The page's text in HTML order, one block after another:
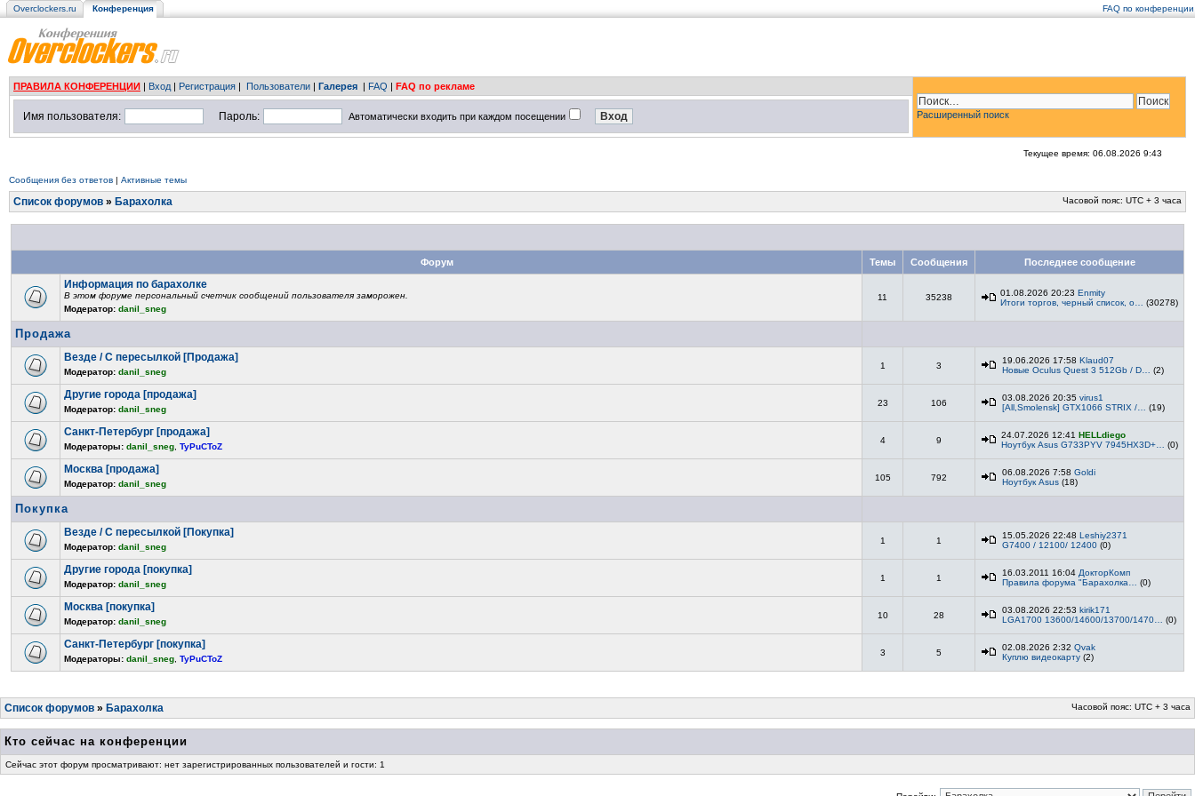
Overclockers.ru Конференция FAQ по конференции
ПРАВИЛА КОНФЕРЕНЦИИ | Вход | Регистрация | Пользователи | Галерея | FAQ | FAQ по рекламе
Расширенный поиск
Имя пользователя: Пароль: Автоматически входить при каждом посещении
Текущее время: 06.08.2026 9:43
Сообщения без ответов | Активные темы
Список форумов » Барахолка Часовой пояс: UTC + 3 часа
Форум Темы Сообщения Последнее сообщение
Информация по барахолке
В этом форуме персональный счетчик сообщений пользователя заморожен.
Модератор: danil_sneg
11 35238 01.08.2026 20:23 Enmity
Итоги торгов, черный список, о…
(30278)
Продажа
Везде / С пересылкой [Продажа]
Модератор: danil_sneg
1 3
19.06.2026 17:58 Klaud07
Новые Oculus Quest 3 512Gb / D…
(2)
Другие города [продажа]
Модератор: danil_sneg
23 106
03.08.2026 20:35 virus1
[All,Smolensk] GTX1066 STRIX /…
(19)
Санкт-Петербург [продажа]
Модераторы: danil_sneg TyPuCToZ
4 9
24.07.2026 12:41 HELLdiego
Ноутбук Asus G733PYV 7945HX3D+…
(0)
Москва [продажа]
Модератор: danil_sneg
105 792
06.08.2026 7:58 Goldi
Ноутбук Asus (18)
Покупка
Везде / С пересылкой [Покупка]
Модератор: danil_sneg
1 1
15.05.2026 22:48 Leshiy2371
G7400 / 12100/ 12400 (0)
Другие города [покупка]
Модератор: danil_sneg
1 1
16.03.2011 16:04 ДокторКомп
Правила форума "Барахолка…
(0)
Москва [покупка]
Модератор: danil_sneg
10 28
03.08.2026 22:53 kirik171
LGA1700 13600/14600/13700/1470…
(0)
Санкт-Петербург [покупка]
Модераторы: danil_sneg TyPuCToZ
3 5
02.08.2026 2:32 Qvak
Куплю видеокарту (2)
Список форумов » Барахолка Часовой пояс: UTC + 3 часа
Кто сейчас на конференции
Сейчас этот форум просматривают: нет зарегистрированных пользователей и гости: 1